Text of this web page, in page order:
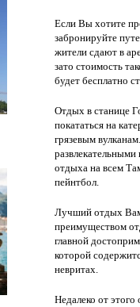
Если Вы хотите
забронируйте
жители сдают в
зато стоимость
будет бесплатно
Отдых в станице
покататься на
грязевым
отдыха на всем
пейнтбол.
Лучший отдых Вам
преимуществом
главной
которой
невритах.
Недалеко от